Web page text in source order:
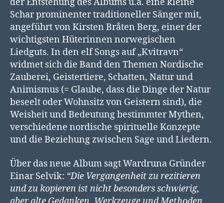
der Entstehung des Albums u.a. eine kleine
Schar prominenter traditioneller Sänger mit,
angeführt von Kirsten Bråten Berg, einer der
wichtigsten Hüterinnen norwegischen
Liedguts. In den elf Songs auf „Kvitravn“
widmet sich die Band den Themen Nordische
Zauberei, Geistertiere, Schatten, Natur und
Animismus (= Glaube, dass die Dinge der Natur
beseelt oder Wohnsitz von Geistern sind), die
Weisheit und Bedeutung bestimmter Mythen,
verschiedene nordische spirituelle Konzepte
und die Beziehung zwischen Sage und Liedern.
Über das neue Album sagt Wardruna Gründer
Einar Selvik: “Die Vergangenheit zu rezitieren
und zu kopieren ist nicht besonders schwierig,